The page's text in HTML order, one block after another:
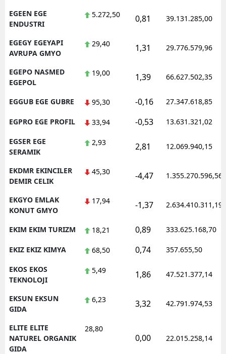
EGEEN EGE
ENDUSTRI
5.272,50 0,81 39.131.285,00
EGEGY EGEYAPI
AVRUPA GMYO
29,40 1,31 29.776.579,96
EGEPO NASMED
EGEPOL
19,00 1,39 66.627.502,35
EGGUB EGE GUBRE 95,30 -0,16 27.347.618,85
EGPRO EGE PROFIL 33,94 -0,53 13.631.321,02
EGSER EGE
SERAMIK
2,93 2,81 12.069.940,15
EKDMR EKINCILER
DEMIR CELIK
45,30 -4,47 1.355.270.596,56
EKGYO EMLAK
KONUT GMYO
17,94 -1,37 2.634.410.311,19
EKIM EKIM TURIZM 18,21 0,89 333.625.168,70
EKIZ EKIZ KIMYA 68,50 0,74 357.655,50
EKOS EKOS
TEKNOLOJI
5,49 1,86 47.521.377,14
EKSUN EKSUN
GIDA
6,23 3,32 42.791.974,53
ELITE ELITE
NATUREL ORGANIK
GIDA
28,80
0,00 22.015.258,14